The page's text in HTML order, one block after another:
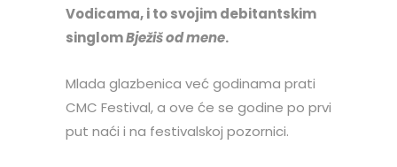
Vodicama, i to svojim debitantskim
singlomBježiš od mene.
Mlada glazbenica već godinama prati
CMC Festival, a ove će se godine po prvi
put naći i na festivalskoj pozornici.